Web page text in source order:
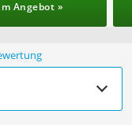
Angebot »